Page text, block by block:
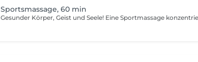
Sportsmassage, 60 min